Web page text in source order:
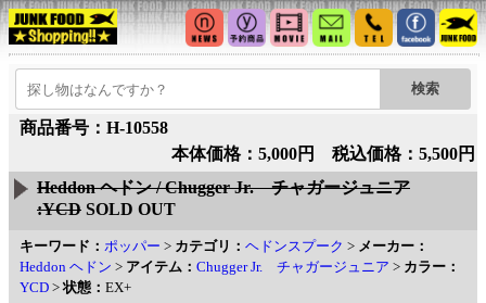
商品番号：H-10558
本体価格：5,000円 税込価格：5,500円
Heddon ヘドン / Chugger Jr. チャガージュニア
:YCD SOLD OUT
キーワード： ポッパー > カテゴリ： ヘドンスプーク > メーカー：
Heddon ヘドン > アイテム： Chugger Jr. チャガージュニア > カラー：
YCD >状態： EX+